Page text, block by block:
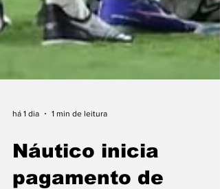
Náutico inicia